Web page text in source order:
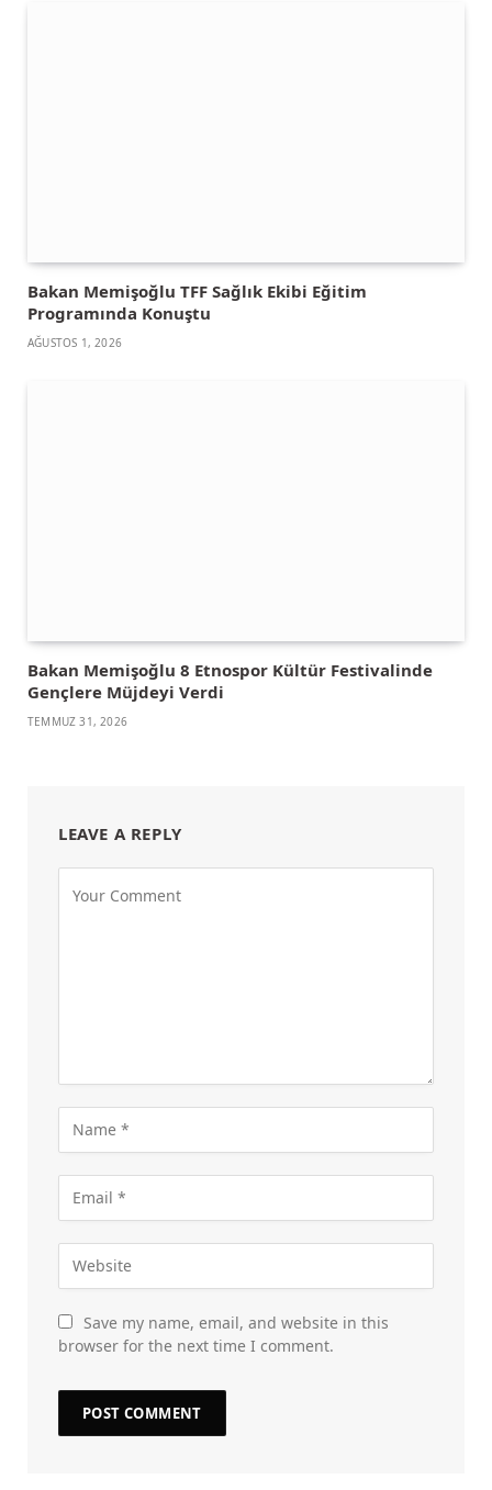
Bakan Memişoğlu TFF Sağlık Ekibi Eğitim
Programında Konuştu
AĞUSTOS 1, 2026
Bakan Memişoğlu 8 Etnospor Kültür Festivalinde
Gençlere Müjdeyi Verdi
TEMMUZ 31, 2026
LEAVE A REPLY
Save my name, email, and website in this
browser for the next time I comment.